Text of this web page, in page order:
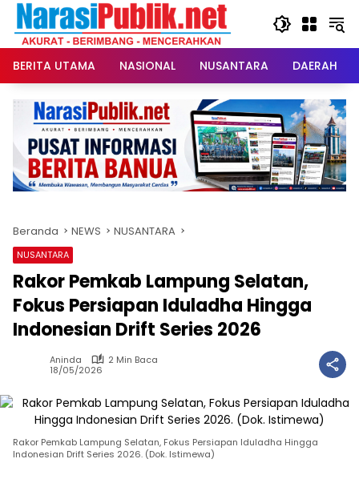
Langsung
konten
BERITA UTAMA
NASIONAL NUSANTARA DAERAH
Beranda NEWS NUSANTARA
NUSANTARA
Rakor Pemkab Lampung Selatan,
Fokus Persiapan Iduladha Hingga
Indonesian Drift Series 2026
Aninda
2 Min Baca
18/05/2026
Rakor Pemkab Lampung Selatan, Fokus Persiapan Iduladha Hingga
Indonesian Drift Series 2026. (Dok. Istimewa)